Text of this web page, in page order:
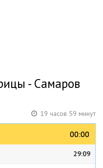
- Самаров
19 часов 59 минут
00:00
00:00
29:09